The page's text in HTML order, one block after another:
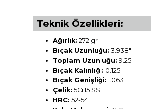
Teknik Özellikleri:
Ağırlık: 272 gr
Bıçak Uzunluğu: 3.938"
Toplam Uzunluğu: 9.25"
Bıçak Kalınlığı: 0.125
Bıçak Genişliği: 1.063
Çelik: 5Cr15 SS
HRC: 52-54